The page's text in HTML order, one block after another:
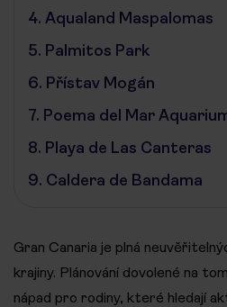
4. Aqualand Maspalomas
5. Palmitos Park
6. Přístav Mogán
7. Poema del Mar
8. Playa de Las Canteras
9. Caldera de Bandama
Gran Canaria je plná
krajiny. Plánování dovolené na
nápad pro rodiny, které hledají